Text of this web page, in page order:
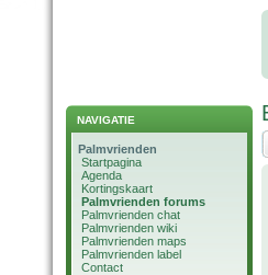
NAVIGATIE
Palmvrienden
Startpagina
Agenda
Kortingskaart
Palmvrienden forums
Palmvrienden chat
Palmvrienden wiki
Palmvrienden maps
Palmvrienden label
Contact